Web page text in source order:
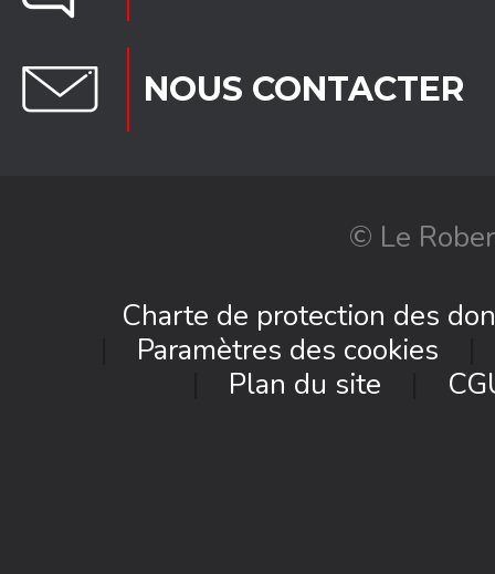
NOUS CONTACTER
© Le
Charte de protection des
Paramètres des cookies
Plan du site